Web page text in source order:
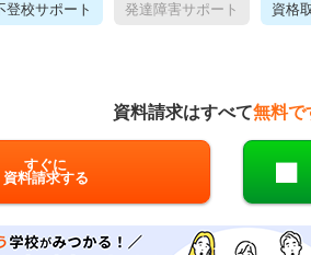
登校サポート 発達障害サポート 資格
資料請求はすべて無料で
すぐに
資料請求する